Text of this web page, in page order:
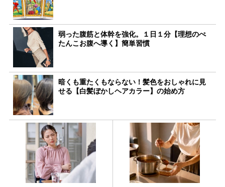
弱った腹筋と体幹を強化。１日１分【理想のぺ
たんこお腹へ導く】簡単習慣
暗くも重たくもならない！髪色をおしゃれに見
せる【白髪ぼかしヘアカラー】の始め方